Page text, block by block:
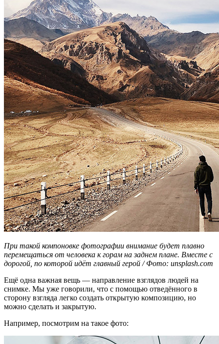
При такой компоновке фотографии внимание будет плавно
перемещаться от человека к горам на заднем плане. Вместе с
дорогой, по которой идёт главный герой / Фото: unsplash.com
Ещё одна важная вещь — направление взглядов людей на
снимке. Мы уже говорили, что с помощью отведённого в
сторону взгляда легко создать открытую композицию, но
можно сделать и закрытую.
Например, посмотрим на такое фото: